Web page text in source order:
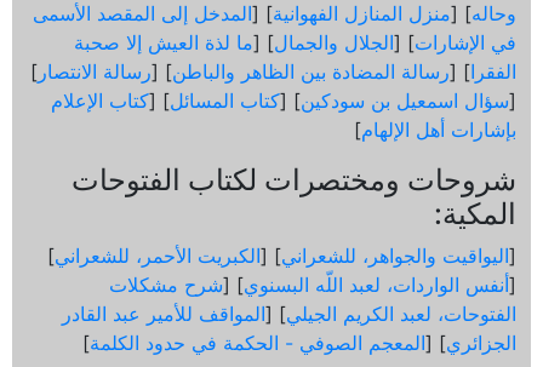
وحاله] [منزل المنازل الفهوانية] [المدخل إلى المقصد الأسمى
في الإشارات] [الجلال والجمال] [ما لذة العيش إلا صحبة
الفقرا] [رسالة المضادة بين الظاهر والباطن] [رسالة الانتصار ]
[سؤال اسمعيل بن سودكين] [كتاب المسائل] [كتاب الإعلام
بإشارات أهل الإلهام]
شروحات ومختصرات لكتاب الفتوحات
المكية:
[اليواقيت والجواهر، للشعراني] [الكبريت الأحمر، للشعراني]
[أنفس الواردات، لعبد اللّه البسنوي] [شرح مشكلات
الفتوحات، لعبد الكريم الجيلي] [المواقف للأمير عبد القادر
الجزائري] [المعجم الصوفي - الحكمة في حدود الكلمة]